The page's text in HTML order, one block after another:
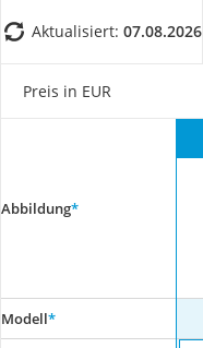
Aktualisiert: 07.08.2026
Preis in EUR
Abbildung*
Modell*